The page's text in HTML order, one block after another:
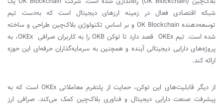
شبکه اقتصادی فعال در زمینه ارزهای دیجیتال است که به‌دست تیم
توسعه‌دهنده OK Blockchain و بر اساس تکنولوژی بلاک‌چین طراحی و ساخته
‌شده است. تیم OKExقصد دارد تا توکنOKB را به کاربران صرافیOKEx، به
پروژه‌های دارایی دیجیتالی آینده و همچنین به سرمایه‌گذاران حرفه‌ای این حوزه
ارائه کند.
از دیگر قابلیت‌های این توکن، حمایت از پلتفرم معاملاتیOKEx است که به
پیشرفت صنعت دارایی دیجیتال و فناوری بلاک‌چین کمک می‌کند. صرافی ارز